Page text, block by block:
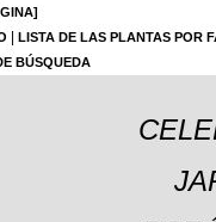
LISTA DE LAS PLANTAS POR
BÚSQUEDA